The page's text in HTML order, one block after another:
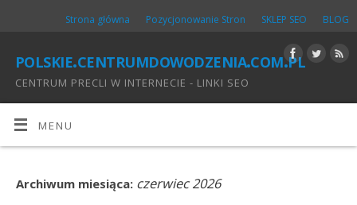
Strona główna Pozycjonowanie Stron SKLEP SEO BLOG
polskie.centrumdowodzenia.com.pl
CENTRUM PRECLI W INTERNECIE - LINKI SEO
MENU
Archiwum miesiąca: czerwiec 2026